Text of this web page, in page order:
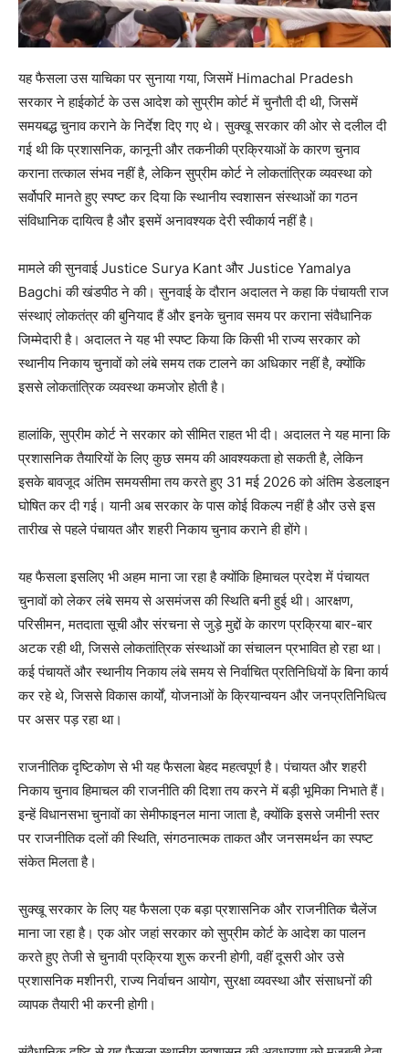
Magazine PRO
यह फैसला उस याचिका पर सुनाया गया, जिसमें Himachal Pradesh
सरकार ने हाईकोर्ट के उस आदेश को सुप्रीम कोर्ट में चुनौती दी थी, जिसमें
समयबद्ध चुनाव कराने के निर्देश दिए गए थे। सुक्खू सरकार की ओर से दलील दी
गई थी कि प्रशासनिक, कानूनी और तकनीकी प्रक्रियाओं के कारण चुनाव
कराना तत्काल संभव नहीं है, लेकिन सुप्रीम कोर्ट ने लोकतांत्रिक व्यवस्था को
सर्वोपरि मानते हुए स्पष्ट कर दिया कि स्थानीय स्वशासन संस्थाओं का गठन
संविधानिक दायित्व है और इसमें अनावश्यक देरी स्वीकार्य नहीं है।
मामले की सुनवाई Justice Surya Kant और Justice Yamalya
Bagchi की खंडपीठ ने की। सुनवाई के दौरान अदालत ने कहा कि पंचायती राज
संस्थाएं लोकतंत्र की बुनियाद हैं और इनके चुनाव समय पर कराना संवैधानिक
जिम्मेदारी है। अदालत ने यह भी स्पष्ट किया कि किसी भी राज्य सरकार को
स्थानीय निकाय चुनावों को लंबे समय तक टालने का अधिकार नहीं है, क्योंकि
इससे लोकतांत्रिक व्यवस्था कमजोर होती है।
हालांकि, सुप्रीम कोर्ट ने सरकार को सीमित राहत भी दी। अदालत ने यह माना कि
प्रशासनिक तैयारियों के लिए कुछ समय की आवश्यकता हो सकती है, लेकिन
इसके बावजूद अंतिम समयसीमा तय करते हुए 31 मई 2026 को अंतिम डेडलाइन
घोषित कर दी गई। यानी अब सरकार के पास कोई विकल्प नहीं है और उसे इस
तारीख से पहले पंचायत और शहरी निकाय चुनाव कराने ही होंगे।
यह फैसला इसलिए भी अहम माना जा रहा है क्योंकि हिमाचल प्रदेश में पंचायत
चुनावों को लेकर लंबे समय से असमंजस की स्थिति बनी हुई थी। आरक्षण,
परिसीमन, मतदाता सूची और संरचना से जुड़े मुद्दों के कारण प्रक्रिया बार-बार
अटक रही थी, जिससे लोकतांत्रिक संस्थाओं का संचालन प्रभावित हो रहा था।
कई पंचायतें और स्थानीय निकाय लंबे समय से निर्वाचित प्रतिनिधियों के बिना कार्य
कर रहे थे, जिससे विकास कार्यों, योजनाओं के क्रियान्वयन और जनप्रतिनिधित्व
पर असर पड़ रहा था।
राजनीतिक दृष्टिकोण से भी यह फैसला बेहद महत्वपूर्ण है। पंचायत और शहरी
निकाय चुनाव हिमाचल की राजनीति की दिशा तय करने में बड़ी भूमिका निभाते हैं।
इन्हें विधानसभा चुनावों का सेमीफाइनल माना जाता है, क्योंकि इससे जमीनी स्तर
पर राजनीतिक दलों की स्थिति, संगठनात्मक ताकत और जनसमर्थन का स्पष्ट
संकेत मिलता है।
सुक्खू सरकार के लिए यह फैसला एक बड़ा प्रशासनिक और राजनीतिक चैलेंज
माना जा रहा है। एक ओर जहां सरकार को सुप्रीम कोर्ट के आदेश का पालन
करते हुए तेजी से चुनावी प्रक्रिया शुरू करनी होगी, वहीं दूसरी ओर उसे
प्रशासनिक मशीनरी, राज्य निर्वाचन आयोग, सुरक्षा व्यवस्था और संसाधनों की
व्यापक तैयारी भी करनी होगी।